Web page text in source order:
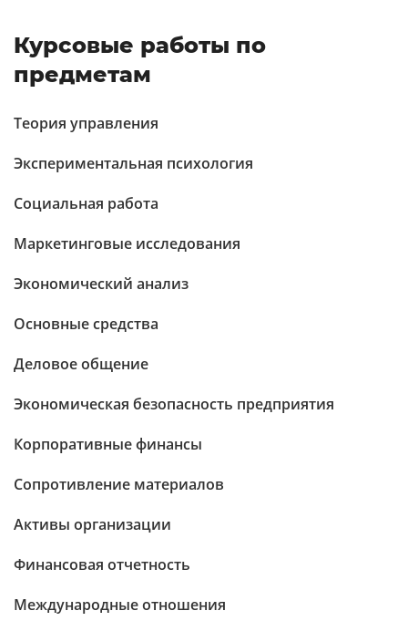
Курсовые работы по
предметам
Теория управления
Экспериментальная психология
Социальная работа
Маркетинговые исследования
Экономический анализ
Основные средства
Деловое общение
Экономическая безопасность предприятия
Корпоративные финансы
Сопротивление материалов
Активы организации
Финансовая отчетность
Международные отношения